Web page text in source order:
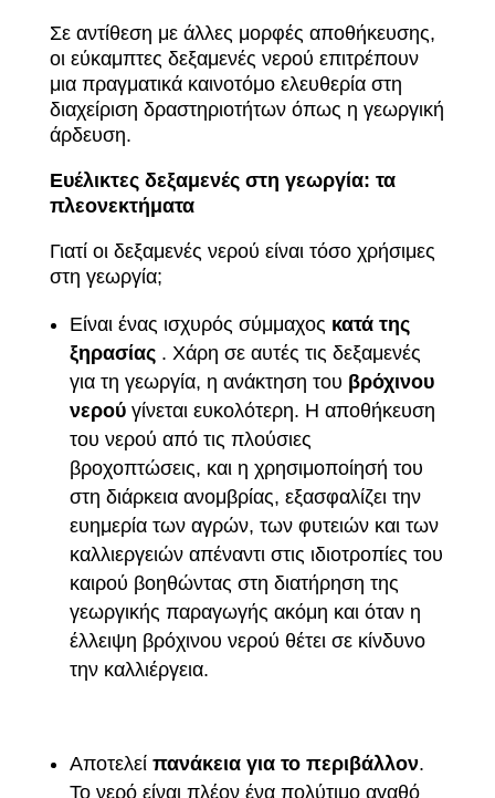
Σε αντίθεση με άλλες μορφές αποθήκευσης,
οι εύκαμπτες δεξαμενές νερού επιτρέπουν
μια πραγματικά καινοτόμο ελευθερία στη
διαχείριση δραστηριοτήτων όπως η γεωργική
άρδευση.
Ευέλικτες δεξαμενές στη γεωργία: τα
πλεονεκτήματα
Γιατί οι δεξαμενές νερού είναι τόσο χρήσιμες
στη γεωργία;
Είναι ένας ισχυρός σύμμαχος κατά της
ξηρασίας. Χάρη σε αυτές τις δεξαμενές
για τη γεωργία, η ανάκτηση του βρόχινου
νερούγίνεται ευκολότερη. Η αποθήκευση
του νερού από τις πλούσιες
βροχοπτώσεις, και η χρησιμοποίησή του
στη διάρκεια ανομβρίας, εξασφαλίζει την
ευημερία των αγρών, των φυτειών και των
καλλιεργειών απέναντι στις ιδιοτροπίες του
καιρού βοηθώντας στη διατήρηση της
γεωργικής παραγωγής ακόμη και όταν η
έλλειψη βρόχινου νερού θέτει σε κίνδυνο
την καλλιέργεια.
Αποτελεί πανάκεια για το περιβάλλον.
Το νερό είναι πλέον ένα πολύτιμο αγαθό